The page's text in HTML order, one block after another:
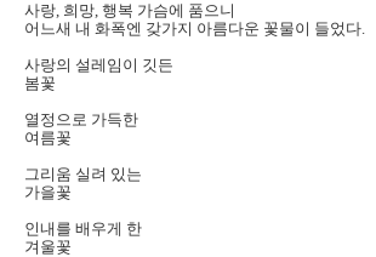
사랑, 희망, 행복 가슴에 품으니
어느새 내 화폭엔 갖가지 아름다운 꽃물이 들었다.
사랑의 설레임이 깃든
봄꽃
열정으로 가득한
여름꽃
그리움 실려 있는
가을꽃
인내를 배우게 한
겨울꽃